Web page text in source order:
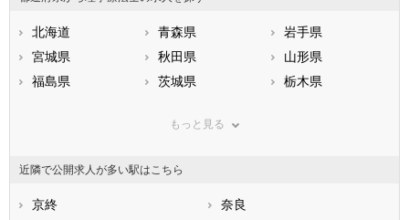
北海道 青森県
岩手県
宮城県
秋田県
山形県
福島県
茨城県
栃木県
神奈川県
石川県
福井県
静岡県
もっと見る
近隣で公開求人が多い駅はこちら
京終
奈良